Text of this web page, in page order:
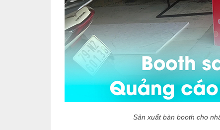
Sản xuất bàn booth cho